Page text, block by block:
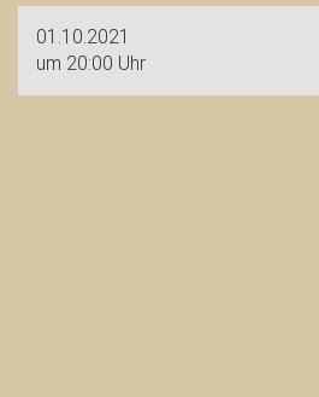
01.10.2021
um 20:00 Uhr